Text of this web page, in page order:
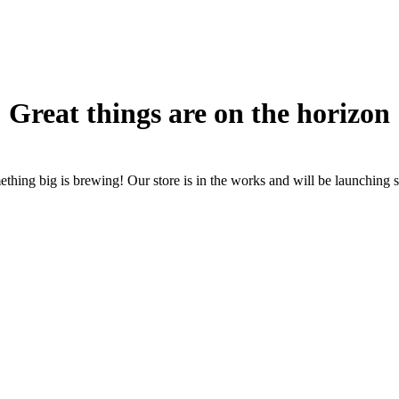
Great things are on the horizon
big is brewing! Our store is in the works and will be launching